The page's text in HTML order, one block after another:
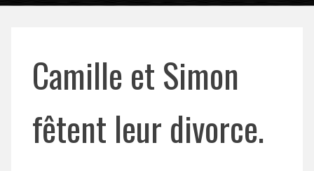
Camille et Simon
fêtent leur divorce.